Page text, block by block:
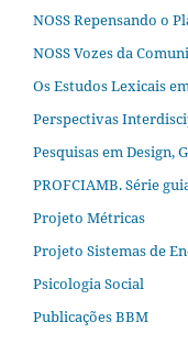
NOSS Repensando o
NOSS Vozes da
Os Estudos Lexicais
Perspectivas
Pesquisas em Design,
PROFCIAMB. Série
Projeto Métricas
Projeto Sistemas de
Psicologia Social
Publicações BBM